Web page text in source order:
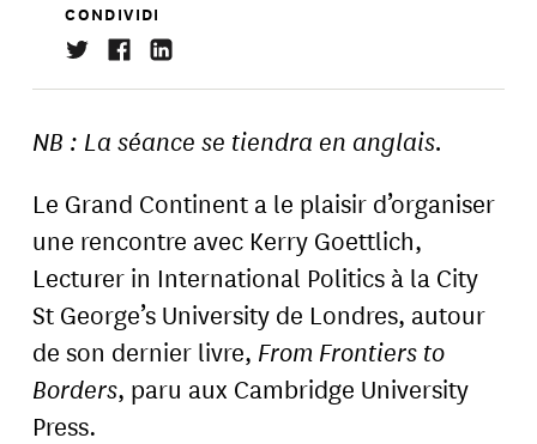
CONDIVIDI
NB : La séance se tiendra en anglais.
Le Grand Continent a le plaisir d’organiser
une rencontre avec Kerry Goettlich,
Lecturer in International Politics à la City
St George’s University de Londres, autour
de son dernier livre, From Frontiers to
Borders, paru aux Cambridge University
Press.